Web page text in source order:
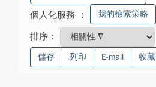
個人化服務 ： 我的檢索策略
排序：
儲存 列印 E-mail 收藏